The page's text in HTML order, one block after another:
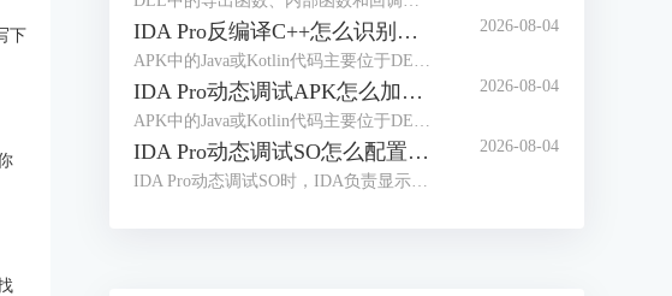
下
IDA Pro反编译C++怎么识别虚函数 IDA Pro虚函数调用关系显示错误如何调整 2026-08-04
IDA Pro动态调试APK怎么加载符号 IDA Pro调试APK时符号名称缺失如何补全 2026-08-04
IDA Pro动态调试SO怎么配置远程服务器 IDA Pro远程调试连接频繁中断如何处理 2026-08-04